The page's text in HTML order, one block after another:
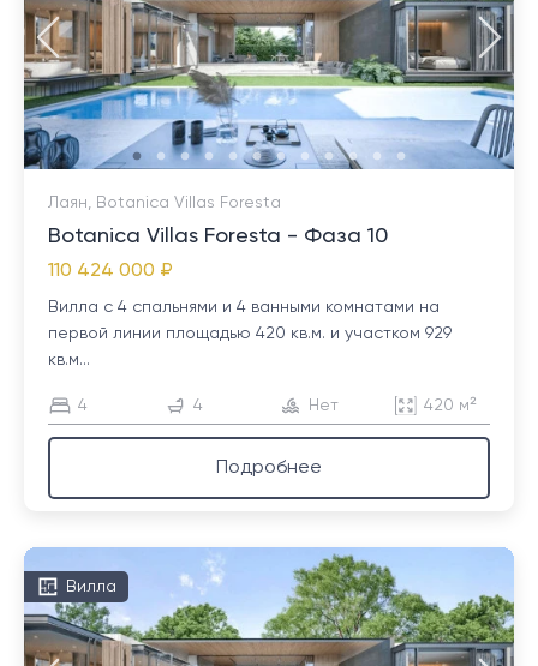
Лаян, Botanica Villas Foresta
Botanica Villas Foresta - Фаза 10
110 424 000 ₽
Вилла с 4 спальнями и 4 ванными комнатами на
первой линии площадью 420 кв.м. и участком 929
кв.м...
4 4 Нет 420 м²
Подробнее
Вилла